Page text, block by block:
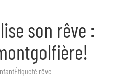
son rêve :
Étiqueté rêve